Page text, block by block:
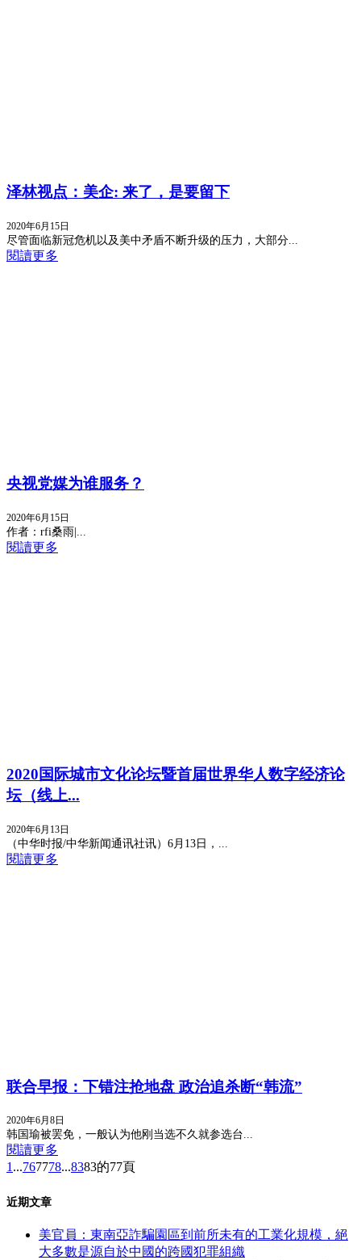
泽林视点：美企: 来了，是要留下
2020年6月15日
尽管面临新冠危机以及美中矛盾不断升级的压力，大部分...
閱讀更多
央视党媒为谁服务？
2020年6月15日
作者：rfi桑雨|...
閱讀更多
2020国际城市文化论坛暨首届世界华人数字经济论
坛（线上...
2020年6月13日
（中华时报/中华新闻通讯社讯）6月13日，...
閱讀更多
联合早报：下错注抢地盘 政治追杀断“韩流”
2020年6月8日
韩国瑜被罢免，一般认为他刚当选不久就参选台...
閱讀更多
1...767778...8383的77頁
近期文章
美官員：東南亞詐騙園區到前所未有的工業化規模，絕
大多數是源自於中國的跨國犯罪組織